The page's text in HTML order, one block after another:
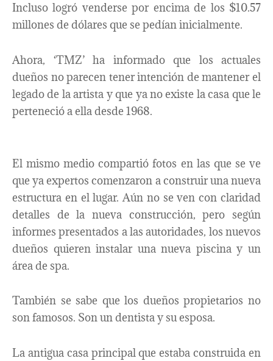
Incluso logró venderse por encima de los $10.57
millones de dólares que se pedían inicialmente.
Ahora, ‘TMZ’ ha informado que los actuales
dueños no parecen tener intención de mantener el
legado de la artista y que ya no existe la casa que le
perteneció a ella desde 1968.
El mismo medio compartió fotos en las que se ve
que ya expertos comenzaron a construir una nueva
estructura en el lugar. Aún no se ven con claridad
detalles de la nueva construcción, pero según
informes presentados a las autoridades, los nuevos
dueños quieren instalar una nueva piscina y un
área de spa.
También se sabe que los dueños propietarios no
son famosos. Son un dentista y su esposa.
La antigua casa principal que estaba construida en